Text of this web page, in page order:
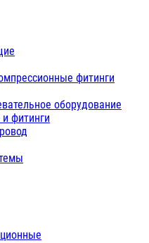
фитинги
оборудование
фитинги